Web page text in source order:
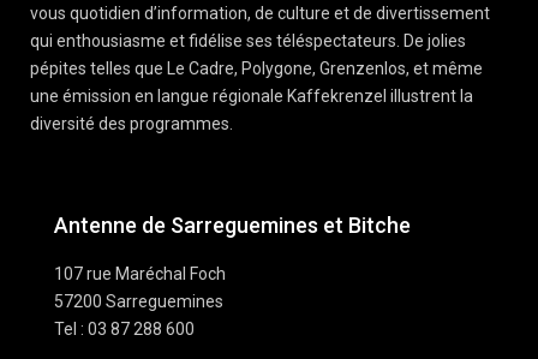
vous quotidien d’information, de culture et de divertissement
qui enthousiasme et fidélise ses téléspectateurs. De jolies
pépites telles que Le Cadre, Polygone, Grenzenlos, et même
une émission en langue régionale Kaffekrenzel illustrent la
diversité des programmes.
Antenne de Sarreguemines et Bitche
107 rue Maréchal Foch
57200 Sarreguemines
Tel : 03 87 288 600